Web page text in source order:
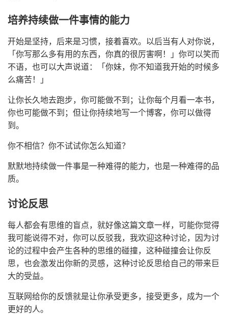
培养持续做一件事情的能力
开始是坚持，后来是习惯，接着喜欢。以后当有人对你说，
「你写那么多有用的东西，你真的很厉害啊！」你可以笑而
不语，也可以大声说道：「你妹，你不知道我开始的时候多
么痛苦！」
让你长久地去跑步，你可能做不到；让你每个月看一本书，
你也可能做不到；但让你持续地写一个博客，你可以做得
到。
你不相信？你不试试你怎么知道？
默默地持续做一件事是一种难得的能力，也是一种难得的品
质。
讨论反思
每人都会有思维的盲点，就好像这篇文章一样，可能你觉得
我可能说得不对，你可以反驳我，我欢迎这种讨论，因为讨
论的过程中会产生各种的思维的碰撞，这种碰撞会让你反
思，也会激发出你新的灵感，这种讨论反思给自己的带来巨
大的受益。
互联网给你的反馈就是让你承受更多，接受更多，成为一个
更好的人。